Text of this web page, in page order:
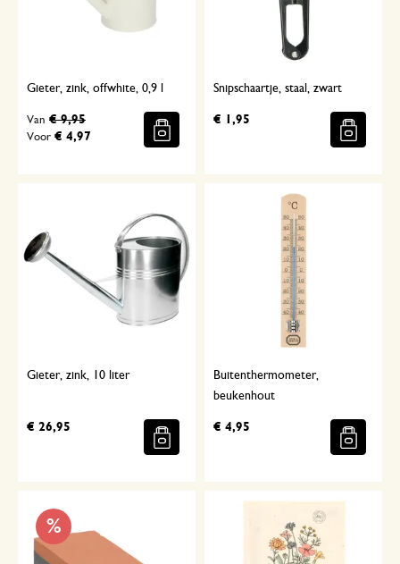
Gieter, zink, offwhite, 0,9 l
Voor € 4,97
Van € 9,95
Snipschaartje, staal, zwart
€ 1,95
Gieter, zink, 10 liter
€ 26,95
Buitenthermometer,
beukenhout
€ 4,95
%